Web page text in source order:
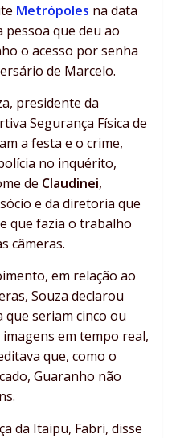
Metrópoles na data
pessoa que deu ao
o acesso por senha
de Marcelo.
presidente da
Segurança Física de
a festa e o crime,
no inquérito,
de Claudinei,
e da diretoria que
que fazia o trabalho
câmeras.
em relação ao
Souza declarou
seriam cinco ou
imagens em tempo real,
que, como o
Guaranho não
da Itaipu, Fabri, disse